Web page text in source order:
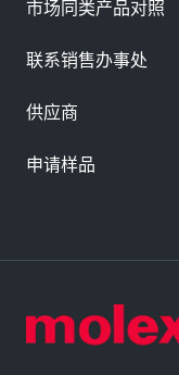
市场同类产品对照
联系销售办事处
供应商
申请样品